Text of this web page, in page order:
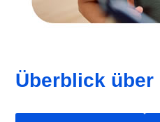
Überblick